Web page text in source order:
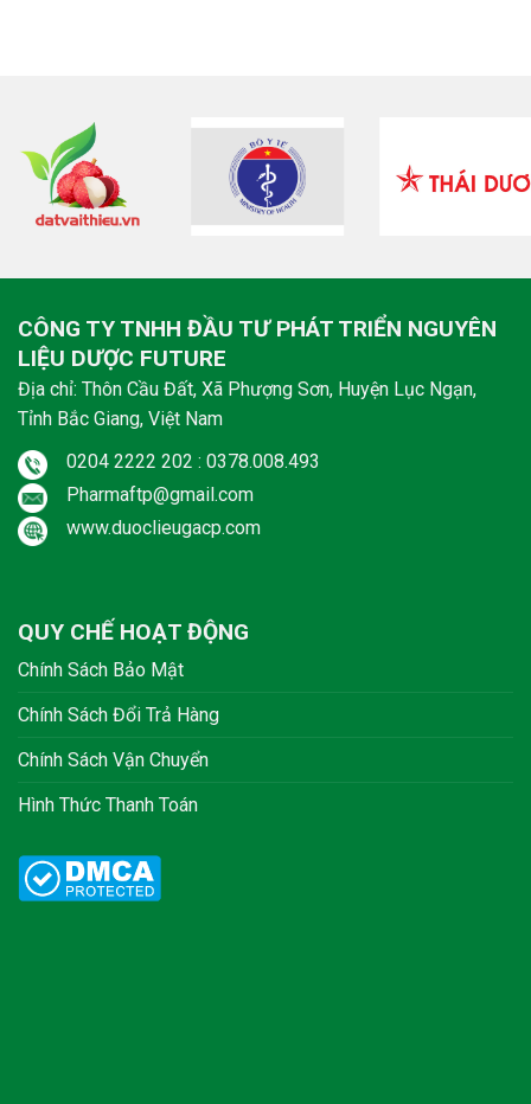
CÔNG TY TNHH ĐẦU TƯ PHÁT TRIỂN NGUYÊN
LIỆU DƯỢC FUTURE
Địa chỉ: Thôn Cầu Đất, Xã Phượng Sơn, Huyện Lục Ngạn,
Tỉnh Bắc Giang, Việt Nam
0204 2222 202 : 0378.008.493
Pharmaftp@gmail.com
www.duoclieugacp.com
QUY CHẾ HOẠT ĐỘNG
Chính Sách Bảo Mật
Chính Sách Đổi Trả Hàng
Chính Sách Vận Chuyển
Hình Thức Thanh Toán